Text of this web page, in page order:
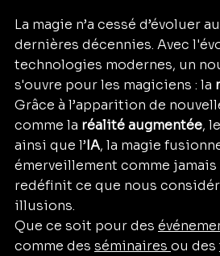
La magie n’a cessé d’évoluer
dernières décennies. Avec
technologies modernes, un
s'ouvre pour les magiciens : la
Grâce à l’apparition de
comme la réalité augmentée,
ainsi que l’IA, la magie
émerveillement comme jamais
redéfinit ce que nous
illusions.
Que ce soit pour des
comme des séminaires ou des